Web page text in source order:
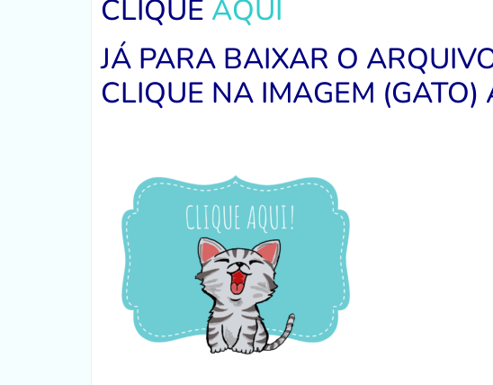
CLIQUE AQUI
JÁ PARA BAIXAR O
CLIQUE NA IMAGEM (GATO)